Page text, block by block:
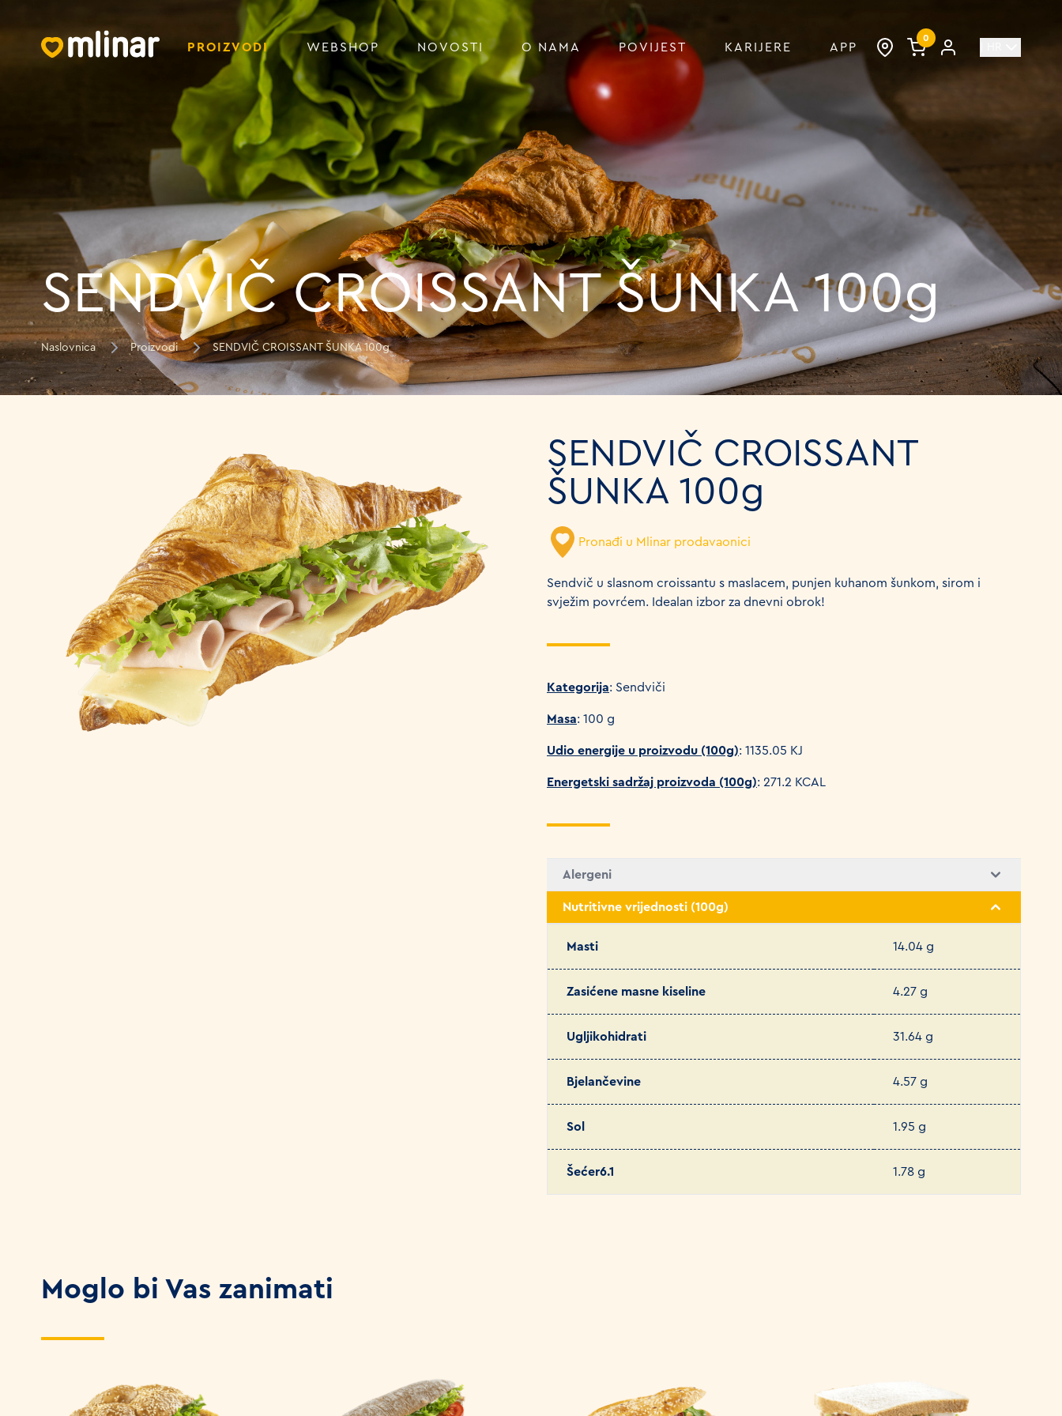
0
PROIZVODI WEBSHOP NOVOSTI O NAMA POVIJEST KARIJERE APP
SENDVIČ CROISSANT ŠUNKA 100g
Naslovnica Proizvodi SENDVIČ CROISSANT ŠUNKA 100g
SENDVIČ CROISSANT
ŠUNKA 100g
Pronađi u Mlinar prodavaonici
Sendvič u slasnom croissantu s maslacem, punjen kuhanom šunkom, sirom i
svježim povrćem. Idealan izbor za dnevni obrok!
Kategorija: Sendviči
Masa: 100 g
Udio energije u proizvodu (100g): 1135.05 KJ
Energetski sadržaj proizvoda (100g): 271.2 KCAL
Alergeni
Nutritivne vrijednosti (100g)
Masti 14.04 g
Zasićene masne kiseline 4.27 g
Ugljikohidrati 31.64 g
Bjelančevine 4.57 g
Sol 1.95 g
Šećer6.1 1.78 g
Moglo bi Vas zanimati